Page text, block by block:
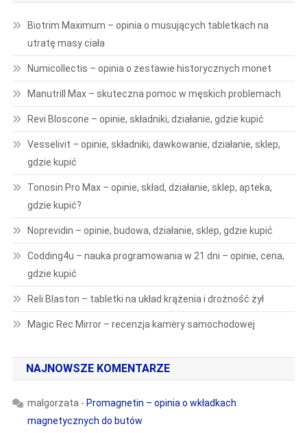
Biotrim Maximum – opinia o musujących tabletkach na
utratę masy ciała
Numicollectis – opinia o zestawie historycznych monet
Manutrill Max – skuteczna pomoc w męskich problemach
Revi Bloscone – opinie, składniki, działanie, gdzie kupić
Vesselivit – opinie, składniki, dawkowanie, działanie, sklep,
gdzie kupić
Tonosin Pro Max – opinie, skład, działanie, sklep, apteka,
gdzie kupić?
Noprevidin – opinie, budowa, działanie, sklep, gdzie kupić
Codding4u – nauka programowania w 21 dni – opinie, cena,
gdzie kupić
Reli Blaston – tabletki na układ krążenia i drożność żył
Magic Rec Mirror – recenzja kamery samochodowej
NAJNOWSZE KOMENTARZE
malgorzata - Promagnetin – opinia o wkładkach
magnetycznych do butów